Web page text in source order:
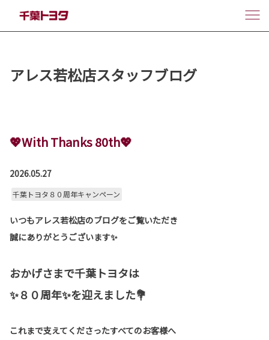
アレス若松店スタッフブログ
💖With Thanks 80th💖
2026.05.27
千葉トヨタ８０周年キャンペーン
いつもアレス若松店のブログをご覧いただき
誠にありがとうございます✨
おかげさまで千葉トヨタは
✨８０周年✨を迎えました💐
これまで支えてくださったすべてのお客様へ